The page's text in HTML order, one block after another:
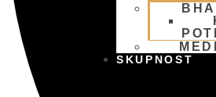
SKUPNOST